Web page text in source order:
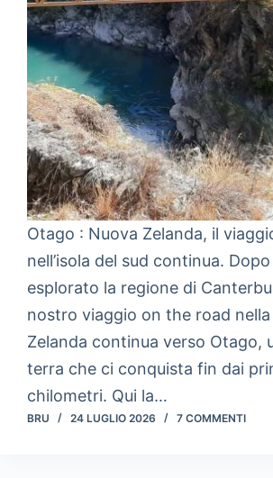
Otago : Nuova Zelanda, il
nell’isola del sud continua.
esplorato la regione di
nostro viaggio on the road
Zelanda continua verso Otago,
terra che ci conquista fin dai
chilometri. Qui la…
BRU 24 LUGLIO 2026 7 COMMENTI